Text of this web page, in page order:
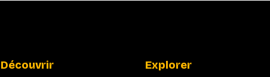
Découvrir
Explorer